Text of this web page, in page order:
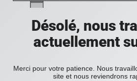
Désolé, nous
actuellement
Merci pour votre patience. Nous
site et nous reviendrons